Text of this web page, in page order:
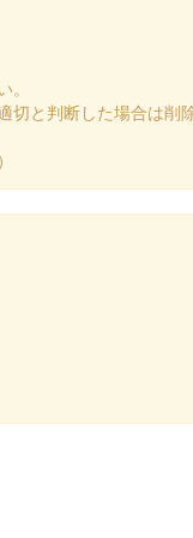
て販売された御城印
と判断した場合は削